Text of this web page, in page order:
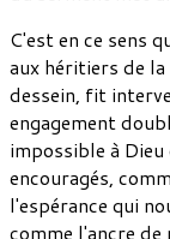
C'est en ce sens
aux héritiers de
dessein, fit
engagement
impossible à
encouragés,
l'espérance qui
comme l'ancre